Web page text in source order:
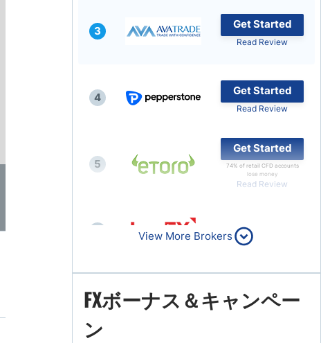
3
Get Started
Read Review
4
Get Started
Read Review
5
Get Started
74% of retail CFD accounts
lose money
Read Review
Read Review
7 Read Review
View More Brokers
FXボーナス＆キャンペー
ン